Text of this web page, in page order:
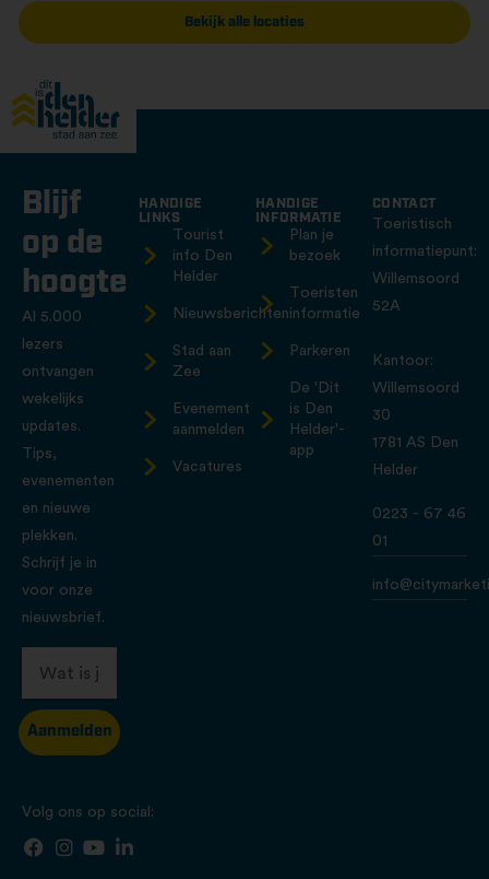
Bekijk alle locaties
Blijf
op de
hoogte
Al 5.000
lezers
ontvangen
wekelijks
updates.
Tips,
evenementen
en nieuwe
plekken.
Schrijf je in
voor onze
nieuwsbrief.
Aanmelden
HANDIGE
LINKS
Tourist
info Den
Helder
Nieuwsberichten
Stad aan
Zee
Evenement
aanmelden
Vacatures
HANDIGE
INFORMATIE
Plan je
bezoek
Toeristen
informatie
Parkeren
De 'Dit
is Den
Helder'-
app
CONTACT
Toeristisch
informatiepunt:
Willemsoord
52A
Kantoor:
Willemsoord
30
1781 AS Den
Helder
0223 - 67 46
01
Volg ons op social: